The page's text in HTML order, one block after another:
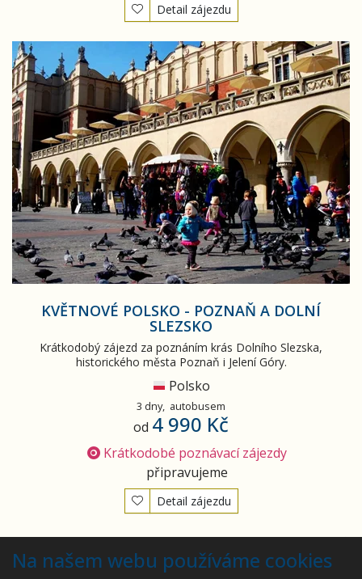
Detail zájezdu
Květnové Polsko - Poznaň a Dolní Slezsko
KVĚTNOVÉ POLSKO - POZNAŇ A DOLNÍ
SLEZSKO
Krátkodobý zájezd za poznáním krás Dolního Slezska,
historického města Poznaň i Jelení Góry.
Polsko
3 dny, autobusem
od 4 990 Kč
Krátkodobé poznávací zájezdy
připravujeme
Detail zájezdu
Vyhledáno6zájezdů
Na našem webu používáme cookies